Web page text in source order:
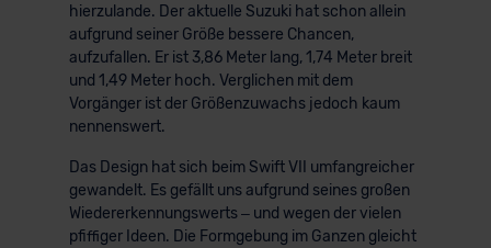
hierzulande. Der aktuelle Suzuki hat schon allein
aufgrund seiner Größe bessere Chancen,
aufzufallen. Er ist 3,86 Meter lang, 1,74 Meter breit
und 1,49 Meter hoch. Verglichen mit dem
Vorgänger ist der Größenzuwachs jedoch kaum
nennenswert.
Das Design hat sich beim Swift VII umfangreicher
gewandelt. Es gefällt uns aufgrund seines großen
Wiedererkennungswerts – und wegen der vielen
pfiffiger Ideen. Die Formgebung im Ganzen gleicht